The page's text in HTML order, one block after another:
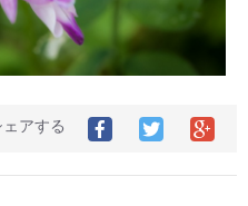
ェアする
Facebook
で
Twitter
で
シ